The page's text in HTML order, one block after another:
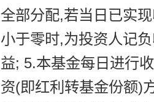
全部分配,若当日已实
小于零时,为投资人记
益; 5.本基金每日进行
资(即红利转基金份额)